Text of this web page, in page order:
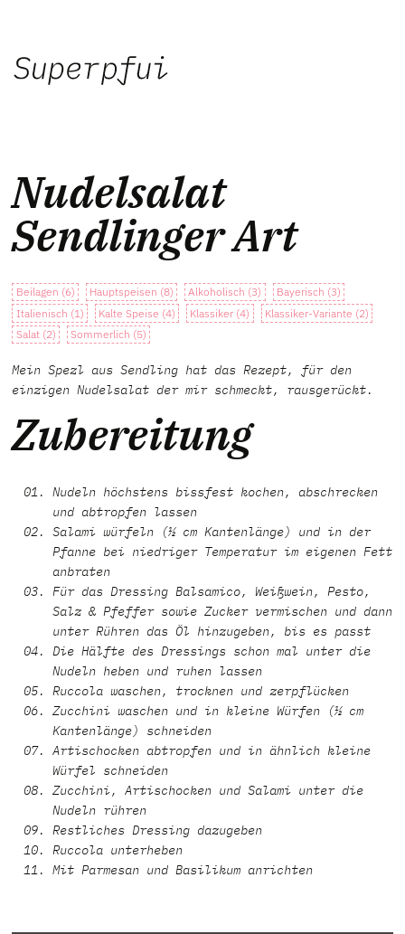
Nudelsalat
Sendlinger Art
Beilagen (6) Hauptspeisen (8) Alkoholisch (3)
Bayerisch (3)
Italienisch (1)
Kalte Speise (4) Klassiker (4)
Klassiker-Variante (2)
Salat (2)
Sommerlich (5)
Mein Spezl aus Sendling hat das Rezept, für den
einzigen Nudelsalat der mir schmeckt, rausgerückt.
Zubereitung
Nudeln höchstens bissfest kochen, abschrecken
und abtropfen lassen
Salami würfeln (½ cm Kantenlänge) und in der
Pfanne bei niedriger Temperatur im eigenen Fett
anbraten
Für das Dressing Balsamico, Weißwein, Pesto,
Salz & Pfeffer sowie Zucker vermischen und dann
unter Rühren das Öl hinzugeben, bis es passt
Die Hälfte des Dressings schon mal unter die
Nudeln heben und ruhen lassen
Ruccola waschen, trocknen und zerpflücken
Zucchini waschen und in kleine Würfen (½ cm
Kantenlänge) schneiden
Artischocken abtropfen und in ähnlich kleine
Würfel schneiden
Zucchini, Artischocken und Salami unter die
Nudeln rühren
Restliches Dressing dazugeben
Ruccola unterheben
Mit Parmesan und Basilikum anrichten